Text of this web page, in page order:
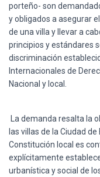
porteño- son
y obligados a asegurar
de una villa y llevar a
principios y estándares
discriminación
Internacionales de
Nacional y local.
La demanda resalta la
las villas de la Ciudad
Constitución local es
explícitamente
urbanística y social de